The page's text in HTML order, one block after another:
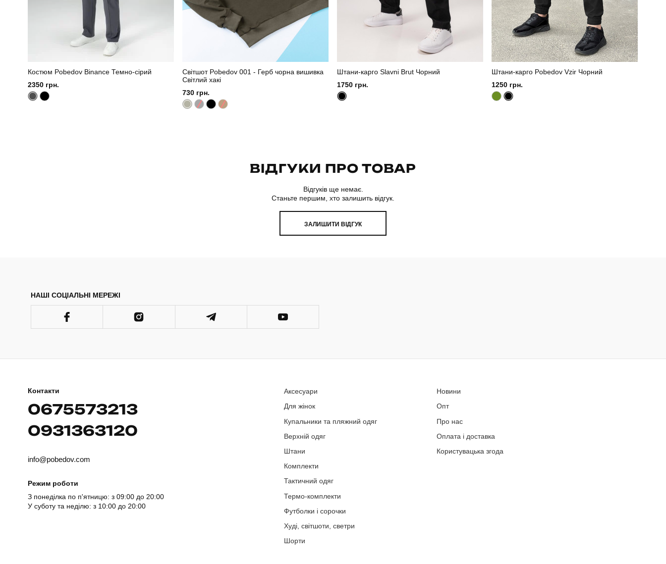
Костюм Pobedov Binance Темно-сірий
2350 грн.
Світшот Pobedov 001 - Герб чорна вишивка
Світлий хакі
730 грн.
Штани-карго Slavni Brut Чорний
1750 грн.
Штани-карго Pobedov Vzir Чорний
1250 грн.
ВІДГУКИ ПРО ТОВАР
Відгуків ще немає.
Станьте першим, хто залишить відгук.
ЗАЛИШИТИ ВІДГУК
НАШІ СОЦІАЛЬНІ МЕРЕЖІ
Контакти
0675573213
0931363120
info@pobedov.com
Режим роботи
З понеділка по п'ятницю: з 09:00 до 20:00
У суботу та неділю: з 10:00 до 20:00
Аксесуари
Для жінок
Купальники та пляжний одяг
Верхній одяг
Штани
Комплекти
Тактичний одяг
Термо-комплекти
Футболки і сорочки
Худі, світшоти, светри
Шорти
Новини
Опт
Про нас
Оплата і доставка
Користувацька згода